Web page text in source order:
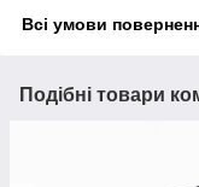
Всі умови
Подібні товари